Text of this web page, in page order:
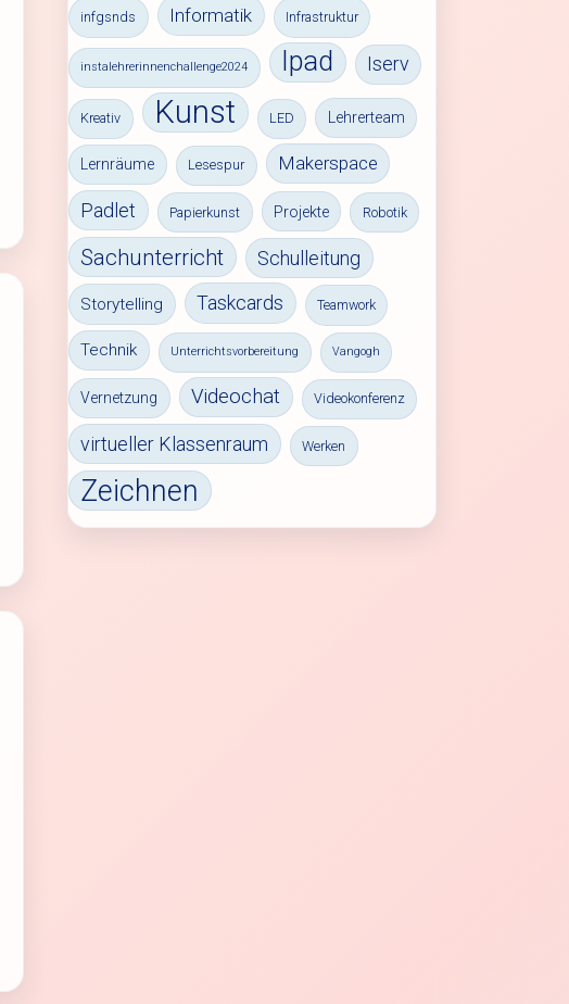
infgsnds Informatik Infrastruktur
instalehrerinnenchallenge2024 Ipad Iserv
Kreativ Kunst LED Lehrerteam
Lernräume Lesespur Makerspace
Padlet Papierkunst Projekte Robotik
Sachunterricht Schulleitung
Storytelling Taskcards Teamwork
Technik Unterrichtsvorbereitung Vangogh
Vernetzung Videochat Videokonferenz
virtueller Klassenraum Werken
Zeichnen